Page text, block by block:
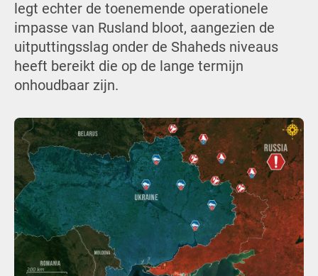
legt echter de toenemende operationele
impasse van Rusland bloot, aangezien de
uitputtingsslag onder de Shaheds niveaus
heeft bereikt die op de lange termijn
onhoudbaar zijn.